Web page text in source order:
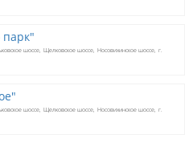
шоссе Щелковское шоссе Носовихинское шоссе г.
шоссе Щелковское шоссе Носовихинское шоссе г.